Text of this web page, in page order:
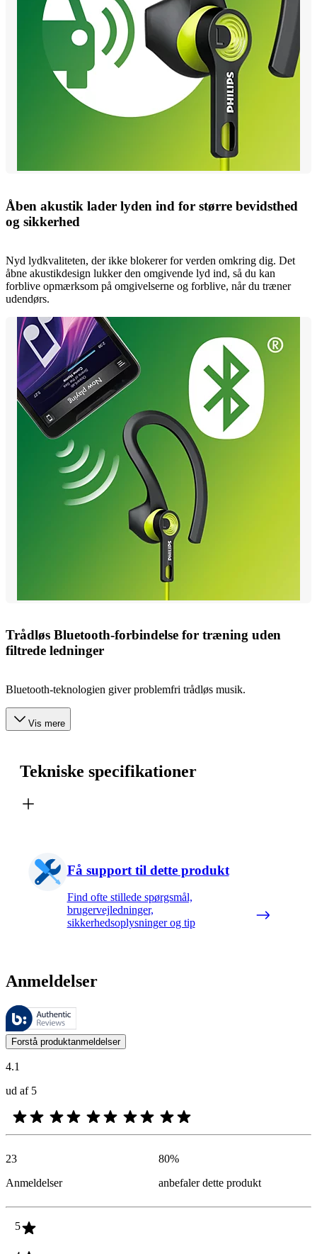
Åben akustik lader lyden ind for større bevidsthed
og sikkerhed
Nyd lydkvaliteten, der ikke blokerer for verden omkring dig. Det
åbne akustikdesign lukker den omgivende lyd ind, så du kan
forblive opmærksom på omgivelserne og forblive, når du træner
udendørs.
Trådløs Bluetooth-forbindelse for træning uden
filtrede ledninger
Bluetooth-teknologien giver problemfri trådløs musik.
Vis mere
Tekniske specifikationer
Få support til dette produkt
Find ofte stillede spørgsmål,
brugervejledninger,
sikkerhedsoplysninger og tip
Anmeldelser
Disse anmeldelser administreres af Bazaarvoice og er i
Kundernes meninger i form af produkt- og stjernevurderinger er
Forstå produktanmeldelser
4.1
ud af 5
23
Anmeldelser
80%
anbefaler dette produkt
5